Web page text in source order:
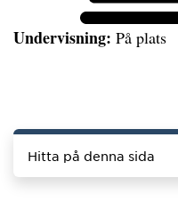
Undervisning: På plats
Hitta på denna sida